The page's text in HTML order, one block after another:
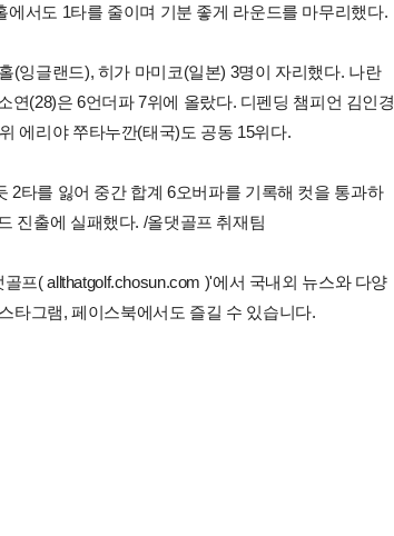
서도 1타를 줄이며 기분 좋게 라운드를 마무리했다.
(잉글랜드), 히가 마미코(일본) 3명이 자리했다. 나란
(28)은 6언더파 7위에 올랐다. 디펜딩 챔피언 김인경
에리야 쭈타누깐(태국)도 공동 15위다.
2타를 잃어 중간 합계 6오버파를 기록해 컷을 통과하
진출에 실패했다. /올댓골프 취재팀
프( allthatgolf.chosun.com )'에서 국내외 뉴스와 다양
타그램, 페이스북에서도 즐길 수 있습니다.